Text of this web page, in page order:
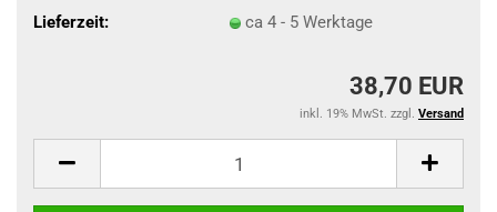
Lieferzeit:
ca 4 - 5 Werktage
38,70 EUR
inkl. 19% MwSt. zzgl. Versand